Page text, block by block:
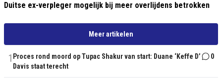
Duitse ex-verpleger mogelijk bij meer overlijdens betrokken
Meer artikelen
1 Proces rond moord op Tupac Shakur van start: Duane ‘Keffe D’
Davis staat terecht
0